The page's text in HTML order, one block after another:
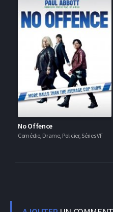
No Offence
Comédie, Drame, Policier, Séries VF